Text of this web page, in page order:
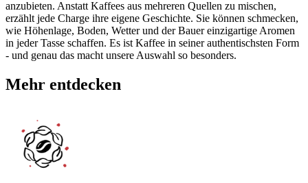
anzubieten. Anstatt Kaffees aus mehreren Quellen zu mischen,
erzählt jede Charge ihre eigene Geschichte. Sie können schmecken,
wie Höhenlage, Boden, Wetter und der Bauer einzigartige Aromen
in jeder Tasse schaffen. Es ist Kaffee in seiner authentischsten Form
- und genau das macht unsere Auswahl so besonders.
Mehr entdecken